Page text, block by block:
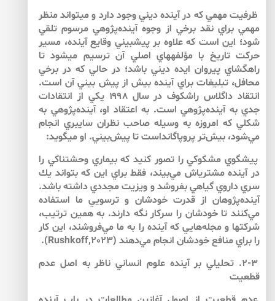
ظرفيت مهمي كه در آينده ديني وجود دارد و مي­تواند منظر
مهمي براي نقد برخي از وجوه آينده‌پژوهي مرسوم تلقي
شود؛ اين است كه علاوه بر پيش­بيني وقايع آينده، مسير
حركت تاريخ با مؤلفه­هاي اصلي آن ترسيم مي­شود تا
راهگشاي پيروان ايده ديني باشد؛ در حالي كه در برخي
محافل، تبليغات براي آينده بيش از پيش بيني آن است.
انتقاد داگلاس راشكوف در سال ۱۹۹۸ يكي از انتقادات
جدي به آينده‌پژوهي است. به اعتقاد او، آينده‌پژوهي به
شكلي كه امروزه به وسيله صاحب نظران سايبري انجام
مي‌شود، بيش‌تر پروپاگانداست تا پيش‌بيني. او مي­گويد:
پيشگوي مشكوكي را تصور كنيد كه بيماري وحشتناكي را
در آينده مشتري­اش مي‌بيند، فقط براي اين كه بتواند يك
سري داروي گياهي بفروشد و ويزيت مجددي داشته باشد.
آينده‌پژوهان از قدرت خودشان و ترسويي ما استفاده
مي‌كنند تا خودشان را سركار نگه دارند. به همين ترتيب،
شركت­ها و مجله‌هايي كه آينده را به ما مي‌فروشند، اين كار
را براي منافع خودشان انجام مي‌دهند (Rushkoff,2023).
۲-۳. تحليلي بر آينده علوم انساني ناظر به اصل عدم
قطعيت